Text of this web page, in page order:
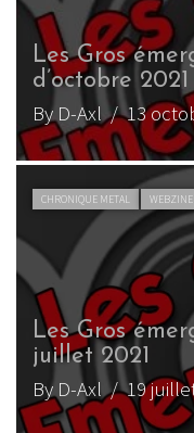
Les Gros
d’octobre 2021
By D-Axl/ 13
CHRONIQUE METAL
Les Gros
juillet 2021
By D-Axl/ 19